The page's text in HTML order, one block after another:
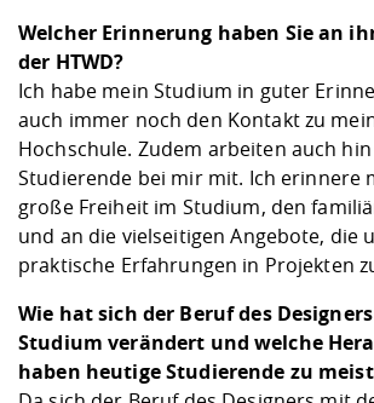
Welcher Erinnerung haben Sie an
der HTWD?
Ich habe mein Studium in guter
auch immer noch den Kontakt zu
Hochschule. Zudem arbeiten auch
Studierende bei mir mit. Ich erinnere
große Freiheit im Studium, den
und an die vielseitigen Angebote, die
praktische Erfahrungen in Projekten
Wie hat sich der Beruf des
Studium verändert und welche
haben heutige Studierende zu